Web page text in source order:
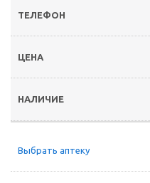
Выбрать аптеку